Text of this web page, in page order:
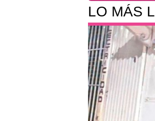
LO MÁS